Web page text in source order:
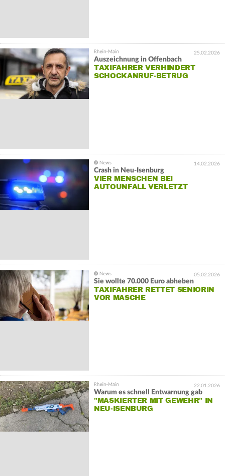
25.02.2026
Auszeichnung in Offenbach
TAXIFAHRER VERHINDERT
SCHOCKANRUF-BETRUG
14.02.2026
Crash in Neu-Isenburg
VIER MENSCHEN BEI
AUTOUNFALL VERLETZT
05.02.2026
Sie wollte 70.000 Euro abheben
TAXIFAHRER RETTET SENIORIN
VOR MASCHE
22.01.2026
Warum es schnell Entwarnung gab
"MASKIERTER MIT GEWEHR" IN
NEU-ISENBURG